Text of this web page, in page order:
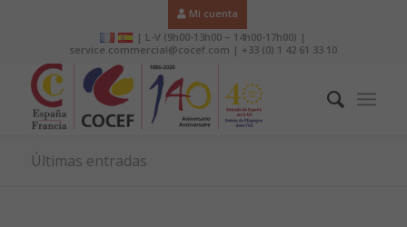
Mi cuenta
| L-V (9h00-13h00 – 14h00-17h00) |
service.commercial@cocef.com | +33 (0) 1 42 61 33 10
Últimas entradas